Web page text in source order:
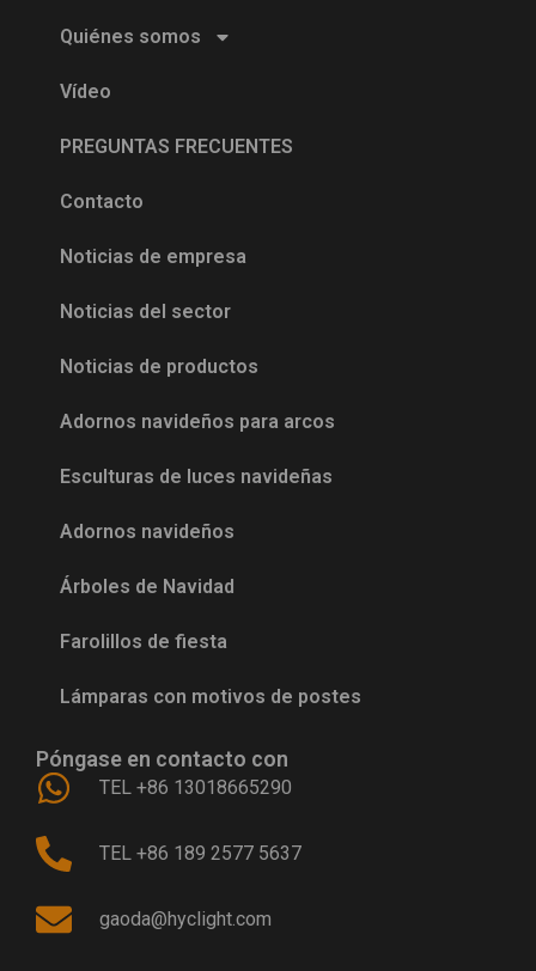
Quiénes somos
Vídeo
PREGUNTAS FRECUENTES
Contacto
Noticias de empresa
Noticias del sector
Noticias de productos
Adornos navideños para arcos
Esculturas de luces navideñas
Adornos navideños
Árboles de Navidad
Farolillos de fiesta
Lámparas con motivos de postes
Póngase en contacto con
TEL +86 13018665290
TEL +86 189 2577 5637
gaoda@hyclight.com